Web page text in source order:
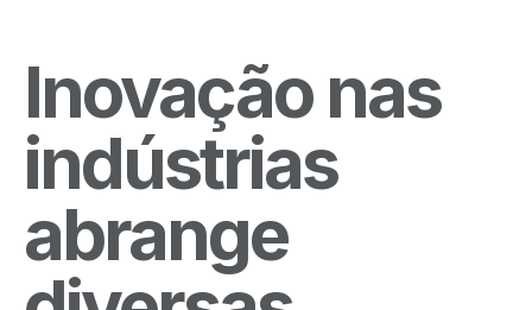
Inovação nas
indústrias
abrange